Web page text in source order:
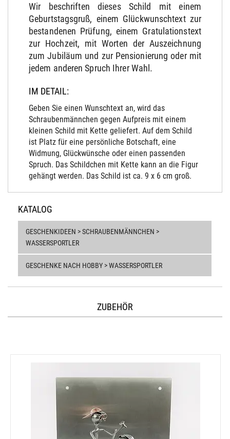
Wir beschriften dieses Schild mit einem
Geburtstagsgruß, einem Glückwunschtext zur
bestandenen Prüfung, einem Gratulationstext
zur Hochzeit, mit Worten der Auszeichnung
zum Jubiläum und zur Pensionierung oder mit
jedem anderen Spruch Ihrer Wahl.
IM DETAIL:
Geben Sie einen Wunschtext an, wird das
Schraubenmännchen gegen Aufpreis mit einem
kleinen Schild mit Kette geliefert. Auf dem Schild
ist Platz für eine persönliche Botschaft, eine
Widmung, Glückwünsche oder einen passenden
Spruch. Das Schildchen mit Kette kann an die Figur
gehängt werden. Das Schild ist ca. 9 x 6 cm groß.
KATALOG
GESCHENKIDEEN > SCHRAUBENMÄNNCHEN >
WASSERSPORTLER
GESCHENKE NACH HOBBY > WASSERSPORTLER
ZUBEHÖR